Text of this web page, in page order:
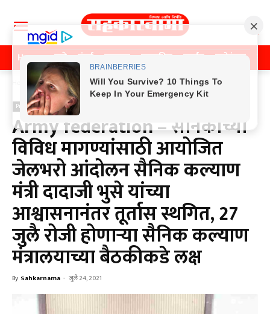
Home पुणे मुंबई महाराष्ट्र राजकीय क्राईम मनोरंजन
Home Previos News
Previos News पुणे
Army federation – सैनिकांच्या
विविध मागण्यांसाठी आयोजित
जेलभरो आंदोलन सैनिक कल्याण
मंत्री दादाजी भुसे यांच्या
आश्वासनानंतर तूर्तास स्थगित, 27
जुलै रोजी होणाऱ्या सैनिक कल्याण
मंत्रालयाच्या बैठकीकडे लक्ष
By Sahkarnama - जुलै 24, 2021